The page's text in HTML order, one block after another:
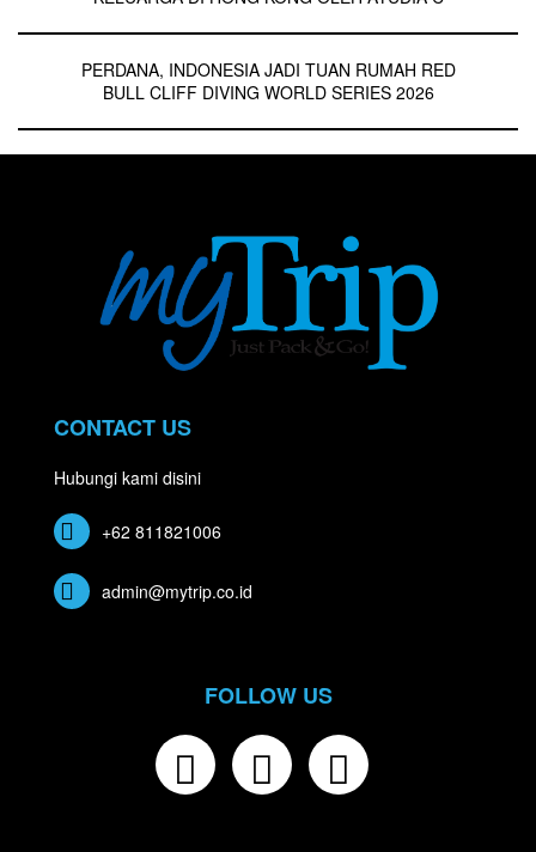
PERDANA, INDONESIA JADI TUAN RUMAH RED
BULL CLIFF DIVING WORLD SERIES 2026
CONTACT US
Hubungi kami disini
+62 811821006
admin@mytrip.co.id
FOLLOW US